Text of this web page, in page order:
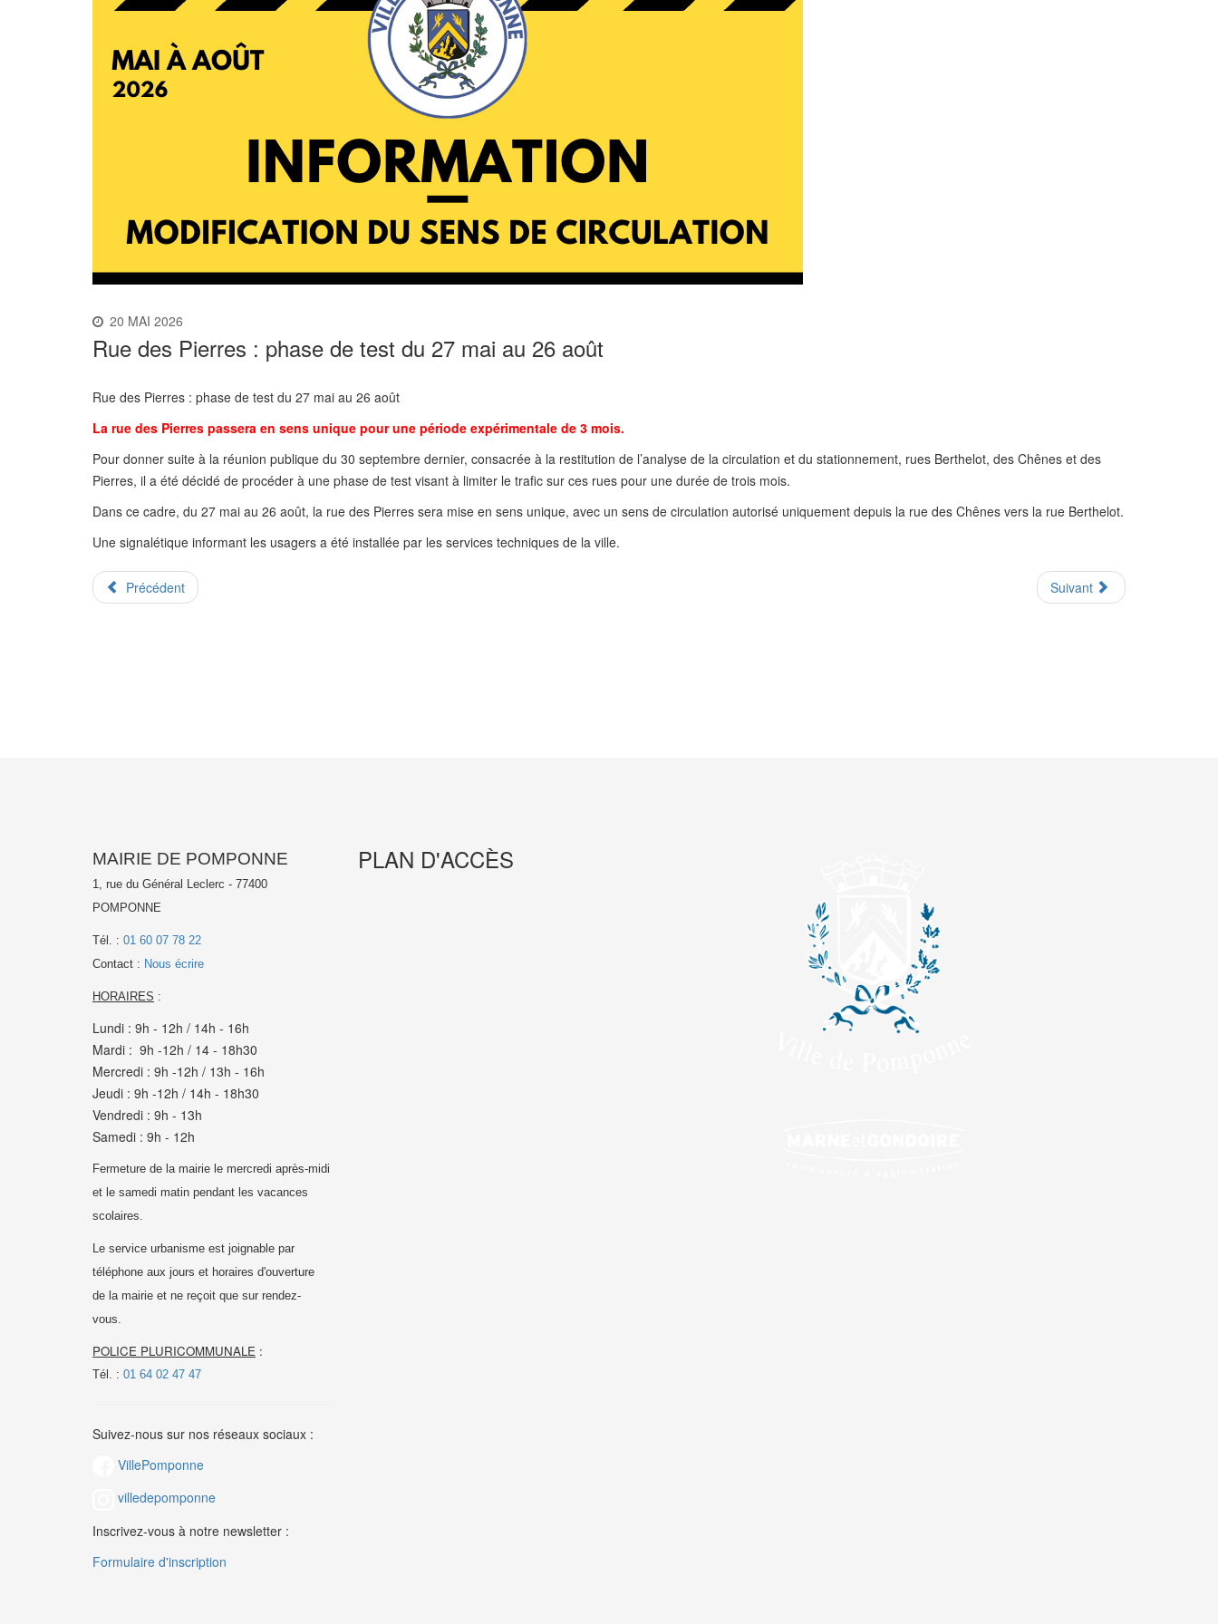
20 MAI 2026
Rue des Pierres : phase de test du 27 mai au 26 août
Rue des Pierres : phase de test du 27 mai au 26 août
La rue des Pierres passera en sens unique pour une période expérimentale de 3 mois.
Pour donner suite à la réunion publique du 30 septembre dernier, consacrée à la restitution de l’analyse de la circulation et du stationnement, rues Berthelot, des Chênes et des
Pierres, il a été décidé de procéder à une phase de test visant à limiter le trafic sur ces rues pour une durée de trois mois.
Dans ce cadre, du 27 mai au 26 août, la rue des Pierres sera mise en sens unique, avec un sens de circulation autorisé uniquement depuis la rue des Chênes vers la rue Berthelot.
Une signalétique informant les usagers a été installée par les services techniques de la ville.
Précédent Suivant
MAIRIE DE POMPONNE
1, rue du Général Leclerc - 77400
POMPONNE
Tél. : 01 60 07 78 22
Contact : Nous écrire
HORAIRES :
Lundi : 9h - 12h / 14h - 16h
Mardi : 9h -12h / 14 - 18h30
Mercredi : 9h -12h / 13h - 16h
Jeudi : 9h -12h / 14h - 18h30
Vendredi : 9h - 13h
Samedi : 9h - 12h
Fermeture de la mairie le mercredi après-midi
et le samedi matin pendant les vacances
scolaires.
Le service urbanisme est joignable par
téléphone aux jours et horaires d'ouverture
de la mairie et ne reçoit que sur rendez-
vous.
POLICE PLURICOMMUNALE :
Tél. : 01 64 02 47 47
Suivez-nous sur nos réseaux sociaux :
VillePomponne
villedepomponne
Inscrivez-vous à notre newsletter :
Formulaire d'inscription
PLAN D'ACCÈS